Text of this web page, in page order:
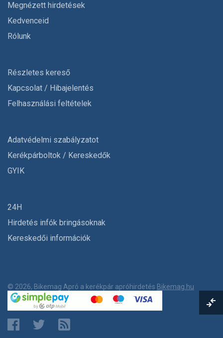
Megnézett hirdetések
Kedvenceid
Rólunk
Részletes kereső
Kapcsolat / Hibajelentés
Felhasználási feltételek
Adatvédelmi szabályzatot
Kerékpárboltok / Kereskedők
GYIK
24H
Hirdetés infók bringásoknak
Kereskedői információk
© 2026, Bikemag Apró a kerékpár apróhirdetés Bikemag.hu